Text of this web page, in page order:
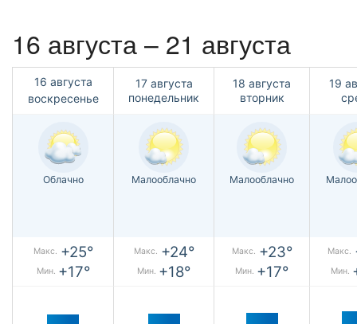
16 августа – 21 августа
16 августа
воскресенье
17 августа
понедельник
18 августа
вторник
19
Облачно Малооблачно Малооблачно
Макс. +25°
Мин. +17°
Макс. +24°
Мин. +18°
Макс. +23°
Мин. +17°
Макс.
Мин.